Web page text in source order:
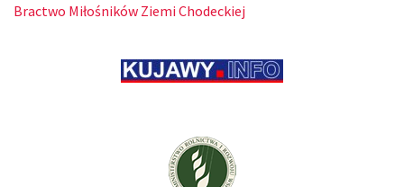
Bractwo Miłośników Ziemi Chodeckiej